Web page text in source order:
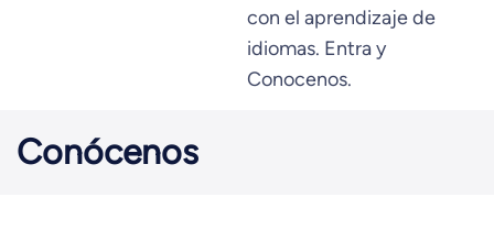
con el aprendizaje de
idiomas. Entra y
Conocenos.
Conócenos